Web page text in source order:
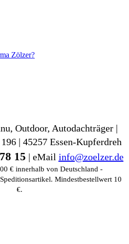
Zölzer?
Outdoor, Autodachträger |
| 45257 Essen-Kupferdreh
15 | eMail info@zoelzer.de
€ innerhalb von Deutschland -
Mindestbestellwert 10
€.